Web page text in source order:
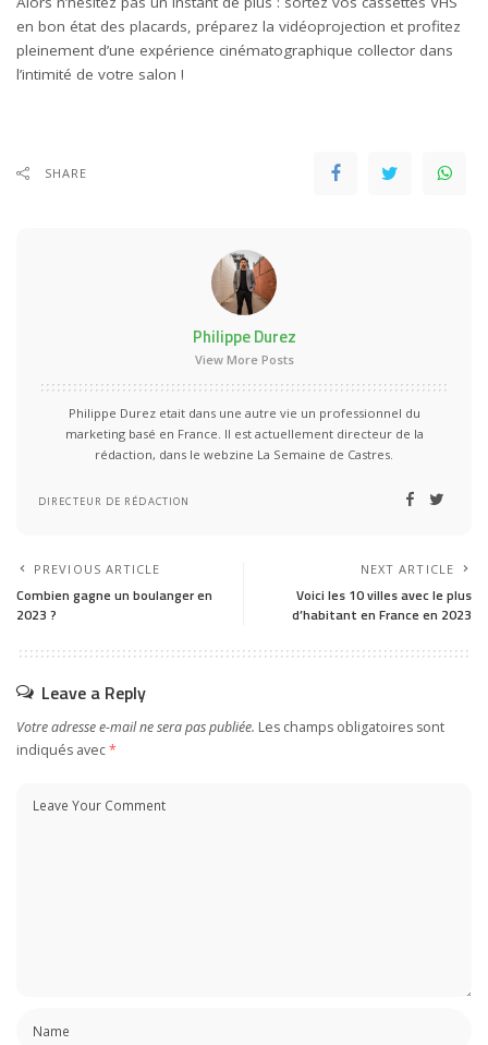
en bon état des placards, préparez la vidéoprojection et profitez
pleinement d’une expérience cinématographique collector dans
l’intimité de votre salon !
SHARE
Philippe Durez
View More Posts
Philippe Durez etait dans une autre vie un professionnel du
marketing basé en France. Il est actuellement directeur de la
rédaction, dans le webzine La Semaine de Castres.
DIRECTEUR DE RÉDACTION
PREVIOUS ARTICLE
Combien gagne un boulanger en
2023 ?
NEXT ARTICLE
Voici les 10 villes avec le plus
d’habitant en France en 2023
Leave a Reply
Votre adresse e-mail ne sera pas publiée. Les champs obligatoires sont
indiqués avec*